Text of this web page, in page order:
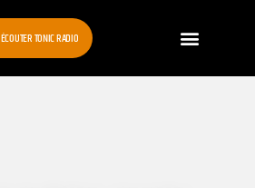
ÉCOUTER TONIC RADIO